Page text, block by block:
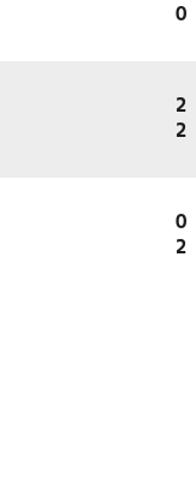
0
2
2
0
2